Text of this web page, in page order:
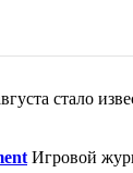
стало
Игровой